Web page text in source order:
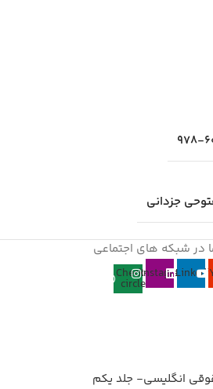
978-
جزدانی
در شبکه های اجتماعی
Instagram
Check-
circle
انگليسي- جلد يكم